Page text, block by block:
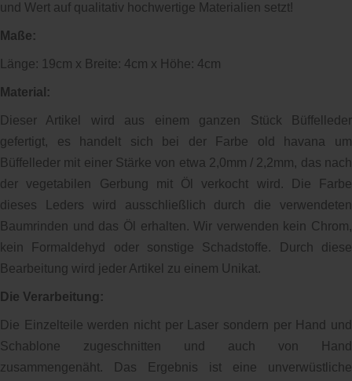
und Wert auf qualitativ hochwertige Materialien setzt!
Maße:
Länge: 19cm x Breite: 4cm x Höhe: 4cm
Material:
Dieser Artikel wird aus einem ganzen Stück Büffelleder
gefertigt, es handelt sich bei der Farbe old havana um
Büffelleder mit einer Stärke von etwa 2,0mm / 2,2mm, das nach
der vegetabilen Gerbung mit Öl verkocht wird. Die Farbe
dieses Leders wird ausschließlich durch die verwendeten
Baumrinden und das Öl erhalten. Wir verwenden kein Chrom,
kein Formaldehyd oder sonstige Schadstoffe. Durch diese
Bearbeitung wird jeder Artikel zu einem Unikat.
Die Verarbeitung:
Die Einzelteile werden nicht per Laser sondern per Hand und
Schablone zugeschnitten und auch von Hand
zusammengenäht. Das Ergebnis ist eine unverwüstliche